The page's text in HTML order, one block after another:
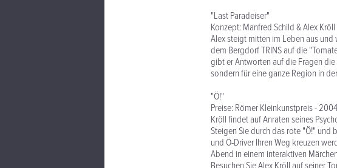
"Last Paradeiser"
Konzept: Manfred Schild & Alex
Alex steigt mitten im Leben aus
dem Bergdorf TRINS auf die
gibt er Antworten auf die Fragen
sondern für eine ganze Region in
"Ö!"
Preise: Römer Kleinkunstpreis - 2004
Kröll findet auf Anraten seines
Steigen Sie durch das rote "Ö!" und
und Ö-Driver Ihren Weg kreuzen
Abend in einem interaktiven